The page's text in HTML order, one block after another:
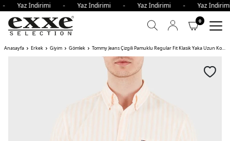
Yaz İndirimi - Yaz İndirimi - Yaz İndirimi - Yaz
0
Anasayfa Erkek Giyim Gömlek Tommy Jeans Çizgili Pamuklu Regular Fit Klasik Yaka Uzun Kollu Erkek Gömlek SEV ORANGE